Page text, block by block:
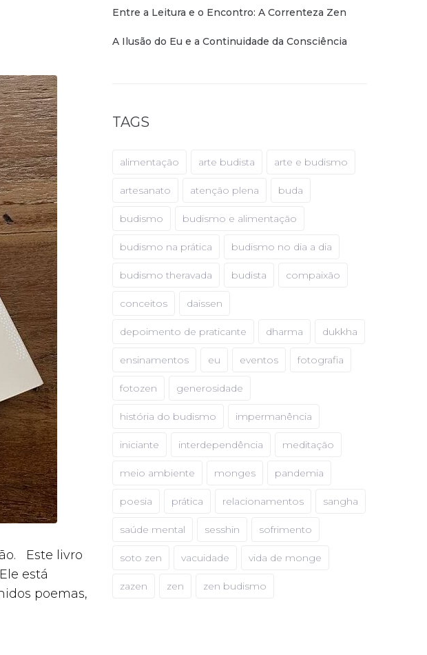
Este livro
está
poemas,
Entre a Leitura e o Encontro: A Correnteza Zen
A Ilusão do Eu e a Continuidade da Consciência
TAGS
alimentação arte budista arte e budismo
artesanato atenção plena buda
budismo budismo e alimentação
budismo na prática budismo no dia a dia
budismo theravada budista compaixão
conceitos daissen
depoimento de praticante dharma dukkha
ensinamentos eu eventos fotografia
fotozen generosidade
história do budismo impermanência
iniciante interdependência meditação
meio ambiente monges pandemia
poesia prática relacionamentos sangha
saúde mental sesshin sofrimento
soto zen vacuidade vida de monge
zazen zen zen budismo